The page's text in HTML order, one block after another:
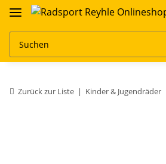
Zurück zur Liste Kinder & Jugendräder